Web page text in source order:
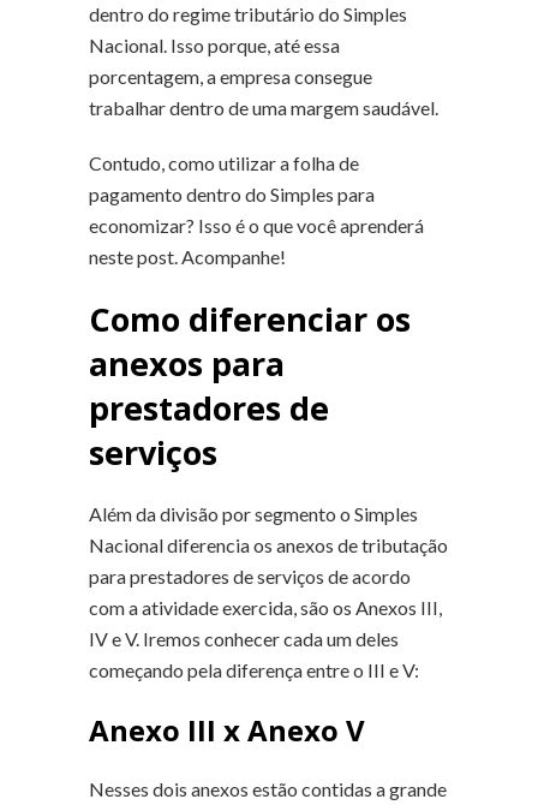
dentro do regime tributário do Simples
Nacional. Isso porque, até essa
porcentagem, a empresa consegue
trabalhar dentro de uma margem saudável.
Contudo, como utilizar a folha de
pagamento dentro do Simples para
economizar? Isso é o que você aprenderá
neste post. Acompanhe!
Como diferenciar os
anexos para
prestadores de
serviços
Além da divisão por segmento o Simples
Nacional diferencia os anexos de tributação
para prestadores de serviços de acordo
com a atividade exercida, são os Anexos III,
IV e V. Iremos conhecer cada um deles
começando pela diferença entre o III e V:
Anexo III x Anexo V
Nesses dois anexos estão contidas a grande